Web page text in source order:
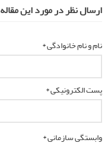
ارسال نظر در مورد این مقاله
نام و نام خانوادگی *
پست الکترونیکی *
وابستگی سازمانی *